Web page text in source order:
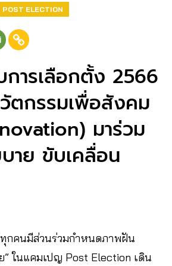
POST ELECTION
ารเลือกตั้ง 2566
ตกรรมเพื่อสังคม
มาร่วม
าย ขับเคลื่อน
กคนมีส่วนร่วมกำหนดภาพฝัน
” ในแคมเปญ Post Election เดิน